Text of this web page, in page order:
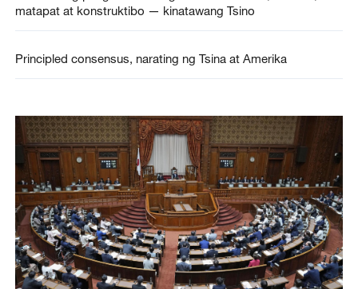
matapat at konstruktibo — kinatawang Tsino
Principled consensus, narating ng Tsina at Amerika